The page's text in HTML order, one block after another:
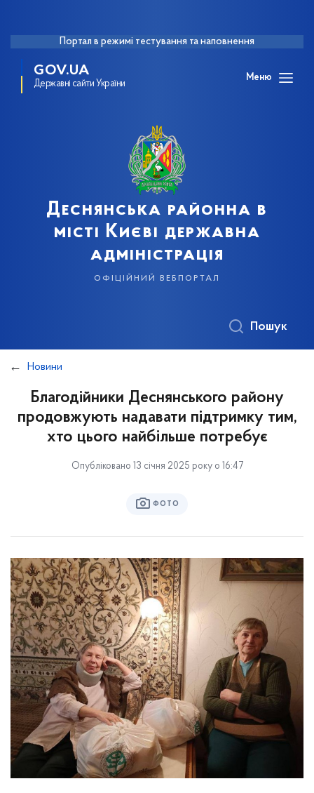
Портал в режимі тестування та наповнення
GOV.UA
Державні сайти України
Меню
Деснянська районна в
місті Києві державна
адміністрація
офіційний вебпортал
Пошук
Новини
Благодійники Деснянського району
продовжують надавати підтримку тим,
хто цього найбільше потребує
Опубліковано 13 січня 2025 року о 16:47
ФОТО